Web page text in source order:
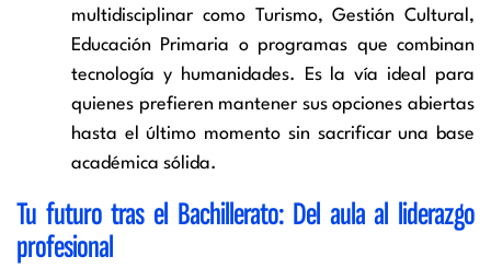
multidisciplinar como Turismo, Gestión Cultural,
Educación Primaria o programas que combinan
tecnología y humanidades. Es la vía ideal para
quienes prefieren mantener sus opciones abiertas
hasta el último momento sin sacrificar una base
académica sólida.
Tu futuro tras el Bachillerato: Del aula al liderazgo
profesional